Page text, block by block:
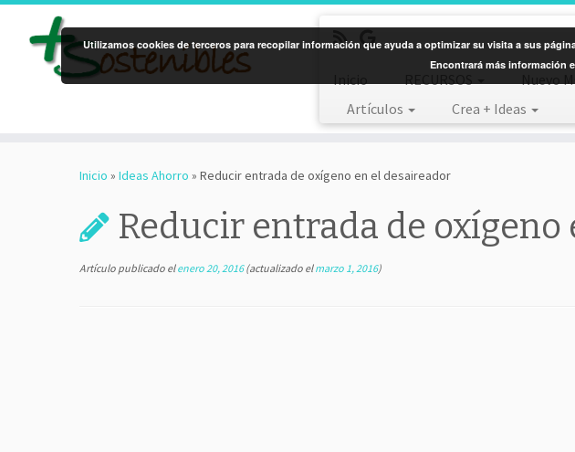
Inicio RECURSOS Nuevo
Artículos
Crea + Ideas
Inicio » Ideas Ahorro » Reducir entrada de oxígeno en el desaireador
Reducir entrada de oxígeno
Artículo publicado elenero 20, 2016(actualizado elmarzo 1, 2016)
Utilizamos cookies de terceros para recopilar información que ayuda a optimizar su visita a sus
Encontrará más información